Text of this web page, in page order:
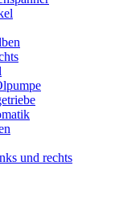
und rechts